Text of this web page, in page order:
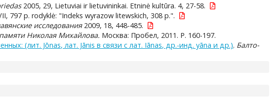
2005, 29, Lietuviai ir lietuvininkai. Etninė kultūra. 4, 27-58.
797 p. rodyklė: "Indeks wyrazow litewskich, 308 p.".
исследования2009, 18, 448-485.
Николая Михайлова. Москва: Пробел, 2011. P. 160-197.
(лит. Jōnas, лат. Jānis в связи с лат. Iānas, др.-инд. уāna и др.). Балто-